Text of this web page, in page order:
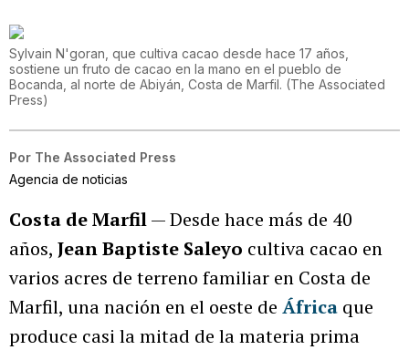
Sylvain N'goran, que cultiva cacao desde hace 17 años,
sostiene un fruto de cacao en la mano en el pueblo de
Bocanda, al norte de Abiyán, Costa de Marfil. (The Associated
Press)
Por The Associated Press
Agencia de noticias
Costa de Marfil— Desde hace más de 40
años, Jean Baptiste Saleyo cultiva cacao en
varios acres de terreno familiar en Costa de
Marfil, una nación en el oeste de África que
produce casi la mitad de la materia prima